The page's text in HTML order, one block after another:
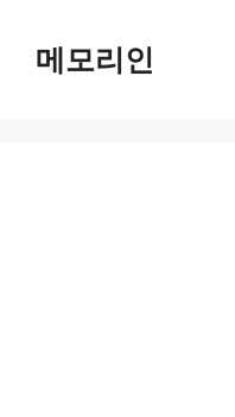
content메모리인